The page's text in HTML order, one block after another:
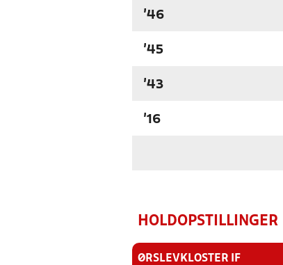
'46
'45
'43
'16
HOLDOPSTILLINGER
ØRSLEVKLOSTER IF